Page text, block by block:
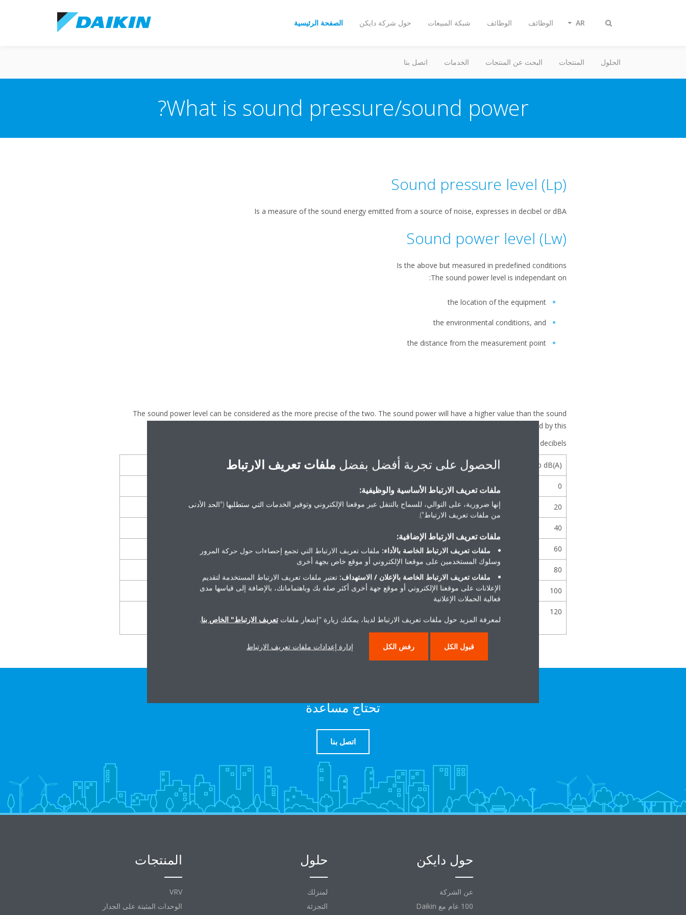
Toggle
الصفحة الرئيسية حول شركة دايكن شبكة المبيعات الوظائف الوظائف AR
الحلول المنتجات البحث عن المنتجات الخدمات اتصل بنا
What is sound pressure/sound power?
Sound pressure level (Lp)
Is a measure of the sound energy emitted from a source of noise, expresses in decibel or dBA
Sound power level (Lw)
Is the above but measured in predefined conditions
The sound power level is independant on:
the location of the equipment
the environmental conditions, and
the distance from the measurement point
The sound power level can be considered as the more precise of the two. The sound power will have a higher value than the sound
pressure, bon't be mislead by this.
The impact of decibels:
Lp dB(A)
Perceived loudness
Sound
0
Treshold of hearing
20
Extremely soft
Rustling leaves, quiet room
40
60
Moderately loud
Normal conversation, restaurant
80
Very loud
100
Extemely loud
Symphonic orchestra, farm tractor
120
تحتاج مساعدة
اتصل بنا
المنتجات
VRV
الوحدات المثبتة على الجدار
حلول
لمنزلك
التجزئة
حول دايكن
عن الشركة
100 عام مع Daikin
الحصول على تجربة أفضل بفضل ملفات تعريف الارتباط
ملفات تعريف الارتباط الأساسية والوظيفية:
إنها ضرورية، على التوالي، للسماح بالتنقل عبر موقعنا الإلكتروني وتوفير الخدمات التي ستطلبها ("الحد الأدنى
من ملفات تعريف الارتباط").
ملفات تعريف الارتباط الإضافية:
ملفات تعريف الارتباط الخاصة بالأداء: ملفات تعريف الارتباط التي تجمع إحصاءات حول حركة المرور
وسلوك المستخدمين على موقعنا الإلكتروني أو موقع خاص بجهة أخرى
ملفات تعريف الارتباط الخاصة بالإعلان / الاستهداف: تعتبر ملفات تعريف الارتباط المستخدمة لتقديم
الإعلانات على موقعنا الإلكتروني أو موقع جهة أخرى أكثر صلة بك وباهتماماتك، بالإضافة إلى قياسها مدى
فعالية الحملات الإعلانية
لمعرفة المزيد حول ملفات تعريف الارتباط لدينا، يمكنك زيارة "إشعار ملفات تعريف الارتباط" الخاص بنا.
قبول الكل رفض الكل إدارة إعدادات ملفات تعريف الارتباط